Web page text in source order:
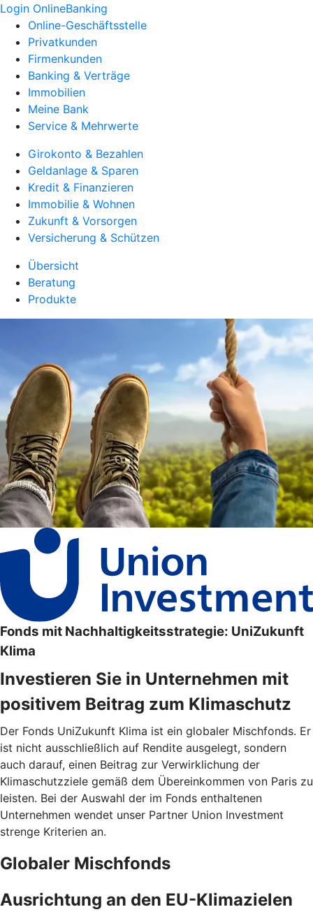
Login OnlineBanking
Online-Geschäftsstelle
Privatkunden
Firmenkunden
Banking & Verträge
Immobilien
Meine Bank
Service & Mehrwerte
Girokonto & Bezahlen
Geldanlage & Sparen
Kredit & Finanzieren
Immobilie & Wohnen
Zukunft & Vorsorgen
Versicherung & Schützen
Übersicht
Beratung
Produkte
Fonds mit Nachhaltigkeitsstrategie: UniZukunft
Klima
Investieren Sie in Unternehmen mit
positivem Beitrag zum Klimaschutz
Der Fonds UniZukunft Klima ist ein globaler Mischfonds. Er
ist nicht ausschließlich auf Rendite ausgelegt, sondern
auch darauf, einen Beitrag zur Verwirklichung der
Klimaschutzziele gemäß dem Übereinkommen von Paris zu
leisten. Bei der Auswahl der im Fonds enthaltenen
Unternehmen wendet unser Partner Union Investment
strenge Kriterien an.
Globaler Mischfonds
Ausrichtung an den EU-Klimazielen